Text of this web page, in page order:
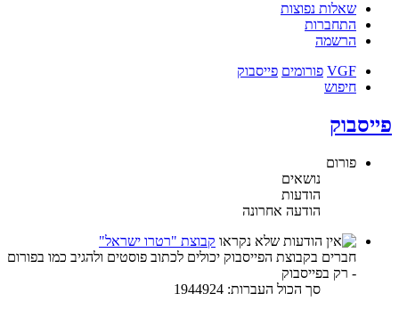
שאלות נפוצות
התחברות
הרשמה
VGF פורומים פייסבוק
חיפוש
פייסבוק
פורום
נושאים
הודעות
הודעה אחרונה
קבוצת "רטרו ישראל"
חברים בקבוצת הפייסבוק יכולים לכתוב פוסטים ולהגיב כמו בפורום
- רק בפייסבוק
סך הכול העברות: 1944924